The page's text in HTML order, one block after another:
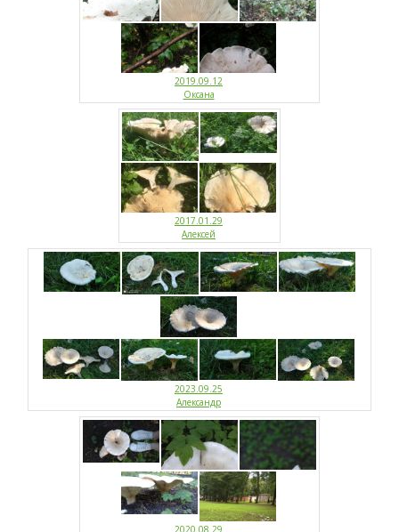
2019.09.12
Оксана
2017.01.29
Алексей
2023.09.25
Александр
2020.08.29